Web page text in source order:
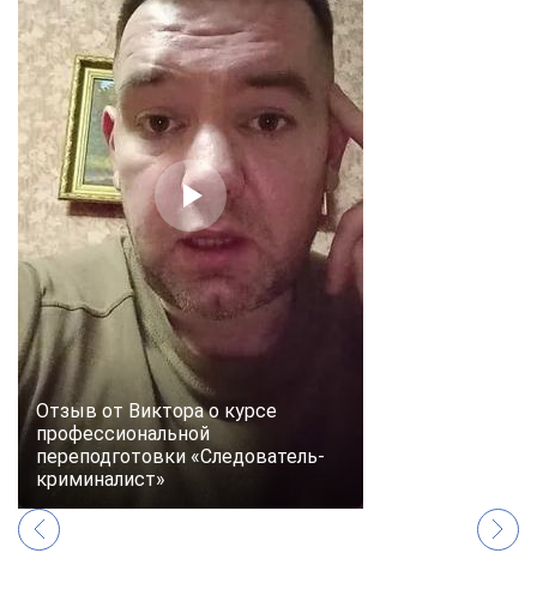
Отзыв от Виктора о курсе
профессиональной
переподготовки «Следователь-
криминалист»
ChatApp
online
Мессенджеры
Свяжитесь с нами через любой удобный мессенджер!
Telegram
Vkontakte EMail